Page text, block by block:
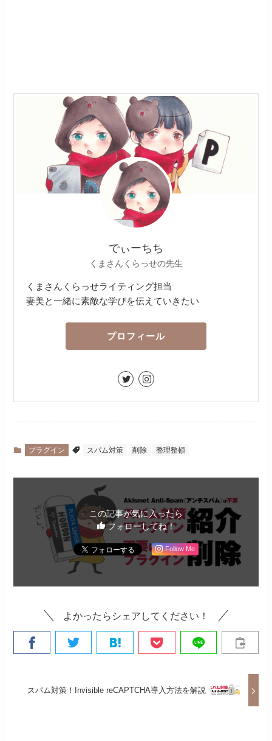
でぃーちち
くまさんくらっせの先生
くまさんくらっせライティング担当
妻美と一緒に素敵な学びを伝えていきたい
プロフィール
プラグイン スパム対策 削除 整理整頓
この記事が気に入ったら
フォローしてね！
Follow Me
よかったらシェアしてください！
スパム対策！Invisible reCAPTCHA導入方法を解説